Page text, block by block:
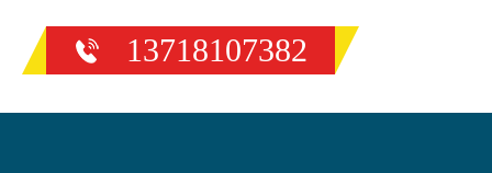
13718107382